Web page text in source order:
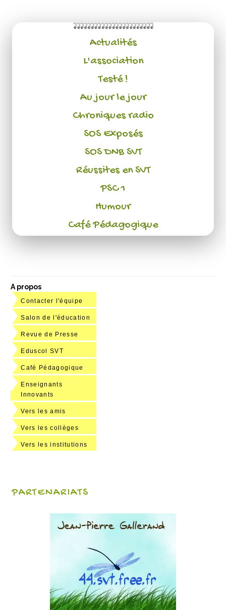
Actualités
L'association
Testé !
Au jour le jour
Chroniques radio
SOS Exposés
SOS DNB SVT
Réussites en SVT
PSC 1
Humour
Café Pédagogique
A propos
Contacter l'équipe
Salon de l'éducation
Revue de Presse
Eduscol SVT
Café Pédagogique
Enseignants
Innovants
Vers les amis
Vers les collèges
Vers les institutions
PARTENARIATS